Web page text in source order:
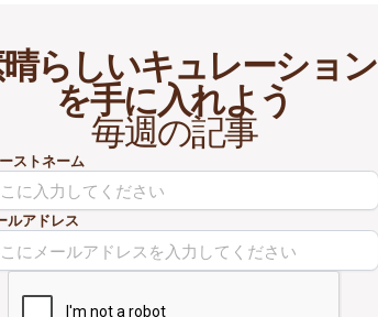
らしいキュレーション
を手に入れよう
毎週の記事
ストネーム
ルアドレス